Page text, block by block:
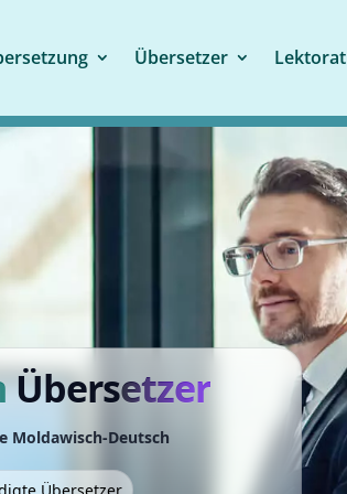
Übersetzer Lektorat
Übersetzer
Moldawisch-Deutsch